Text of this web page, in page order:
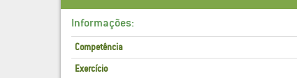
Informações:
Competência
Exercício